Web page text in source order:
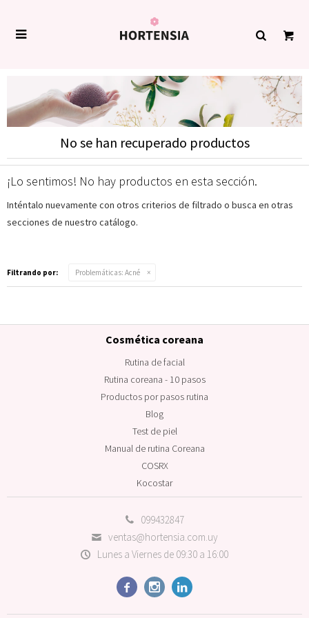

No se han recuperado productos
¡Lo sentimos! No hay productos en esta sección.
Inténtalo nuevamente con otros criterios de filtrado o busca en otras
secciones de nuestro catálogo.
Filtrando por: Problemáticas: Acné
099432847
ventas@hortensia.com.uy
Lunes a Viernes de 09:30 a 16:00
  
Cosmética coreana
Rutina de facial
Rutina coreana - 10 pasos
Productos por pasos rutina
Blog
Test de piel
Manual de rutina Coreana
COSRX
Kocostar